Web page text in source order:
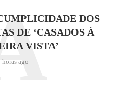
DOS
DE ‘CASADOS À
VISTA’
horas ago